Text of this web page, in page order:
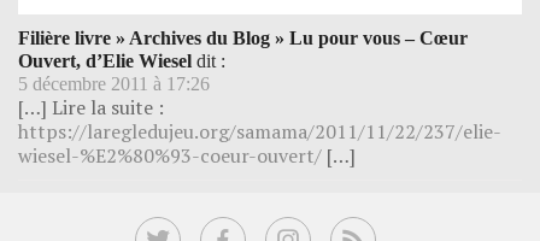
Filière livre » Archives du Blog » Lu pour vous – Cœur
Ouvert, d’Elie Wiesel dit :
5 décembre 2011 à 17:26
[…] Lire la suite :
https://laregledujeu.org/samama/2011/11/22/237/elie-
wiesel-%E2%80%93-coeur-ouvert/ […]